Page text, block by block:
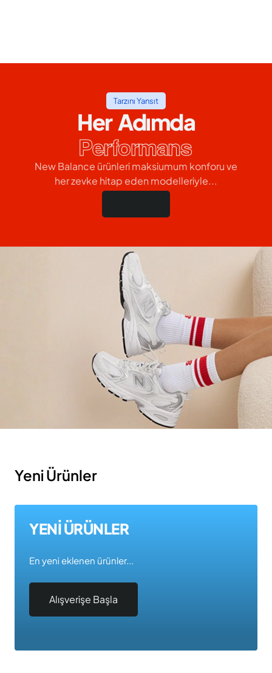
Tarzını Yansıt
Her Adımda
Performans
New Balance ürünleri maksiumum konforu ve
her zevke hitap eden modelleriyle...
Yeni Ürünler
YENİ ÜRÜNLER
En yeni eklenen ürünler...
Alışverişe Başla